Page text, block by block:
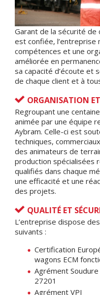
Garant de la sécurité de
est confiée,
compétences et une
améliorée en
sa capacité d’écoute et
de chaque client et à
ORGANISATION
Regroupant une
animée par une équipe
Aybram. Celle-ci est
techniques,
des animateurs de
production spécialisées
qualifiés dans chaque
une efficacité et une
des projets.
QUALITÉ ET
L’entreprise dispose
suivants :
Certification
wagons ECM
Agrément
27201
Agrément VPI